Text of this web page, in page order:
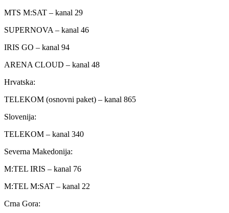
MTS M:SAT – kanal 29
SUPERNOVA – kanal 46
IRIS GO – kanal 94
ARENA CLOUD – kanal 48
Hrvatska:
TELEKOM (osnovni paket) – kanal 865
Slovenija:
TELEKOM – kanal 340
Severna Makedonija:
M:TEL IRIS – kanal 76
M:TEL M:SAT – kanal 22
Crna Gora: